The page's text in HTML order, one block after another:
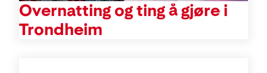
Overnatting og ting å gjøre i
Trondheim